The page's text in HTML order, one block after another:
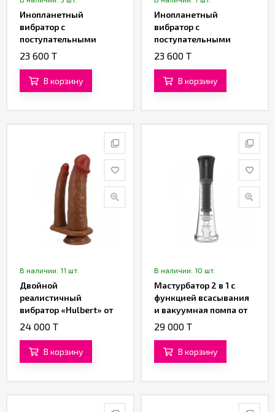
Инопланетный
вибратор с
поступательными
движениями «Рилтар»
23 600 T
В корзину
Инопланетный
вибратор с
поступательными
движениями
Феникс» (21,5 см)
23 600 T
В корзину
В наличии: 11 шт.
Двойной
реалистичный
вибратор «Hulbert» от
«Pretty Love» (16 см)
24 000 T
В корзину
В наличии: 10 шт.
Мастурбатор 2 в 1 с
функцией всасывания
и вакуумная помпа от
«SXTOP»
29 000 T
В корзину